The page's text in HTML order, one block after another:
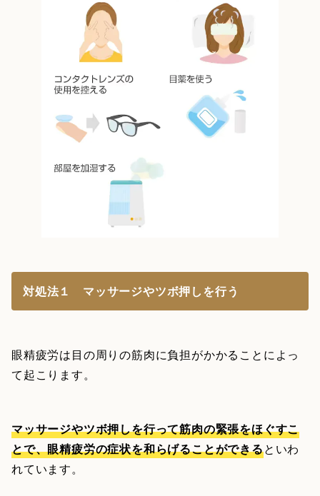
対処法１ マッサージやツボ押しを行う
眼精疲労は目の周りの筋肉に負担がかかることによっ
て起こります。
マッサージやツボ押しを行って筋肉の緊張をほぐすこ
とで、眼精疲労の症状を和らげることができるといわ
れています。